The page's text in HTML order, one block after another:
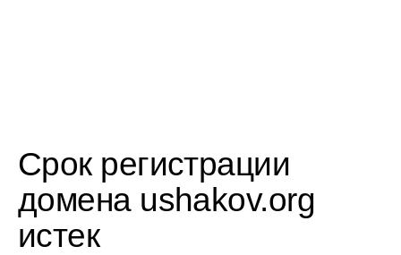
Срок регистрации
домена ushakov.org
истек